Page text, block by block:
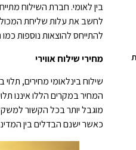
בין לאומי. חברת השילוח
לחשב את עלות שליחת
להתייחס להוצאות נוספות
מחירי שילוח אווירי
שילוח בינלאומי מחירים,
המחיר במקרים הללו איננו
מוגבל יותר בכל הקשור
כאשר ישנם הבדלים בין